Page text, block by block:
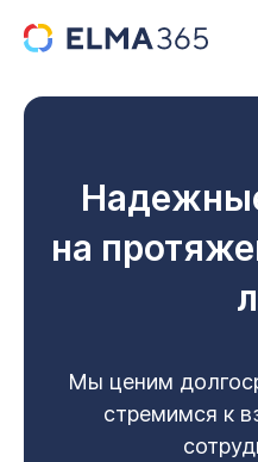
на
Мы ценим
стремимся к